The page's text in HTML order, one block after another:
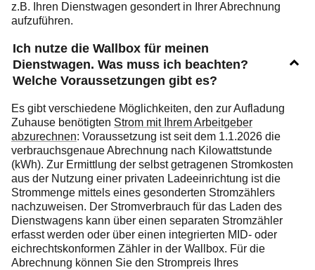
z.B. Ihren Dienstwagen gesondert in Ihrer Abrechnung
aufzuführen.
Ich nutze die Wallbox für meinen
Dienstwagen. Was muss ich beachten?
Welche Voraussetzungen gibt es?
Es gibt verschiedene Möglichkeiten, den zur Aufladung
Zuhause benötigten Strom mit Ihrem Arbeitgeber
abzurechnen: Voraussetzung ist seit dem 1.1.2026 die
verbrauchsgenaue Abrechnung nach Kilowattstunde
(kWh). Zur Ermittlung der selbst getragenen Stromkosten
aus der Nutzung einer privaten Ladeeinrichtung ist die
Strommenge mittels eines gesonderten Stromzählers
nachzuweisen. Der Stromverbrauch für das Laden des
Dienstwagens kann über einen separaten Stromzähler
erfasst werden oder über einen integrierten MID- oder
eichrechtskonformen Zähler in der Wallbox. Für die
Abrechnung können Sie den Strompreis Ihres